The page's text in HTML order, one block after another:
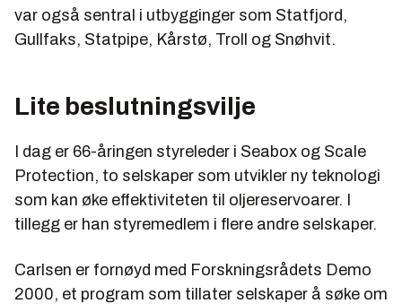
var også sentral i utbygginger som Statfjord,
Gullfaks, Statpipe, Kårstø, Troll og Snøhvit.
Lite beslutningsvilje
I dag er 66-åringen styreleder i Seabox og Scale
Protection, to selskaper som utvikler ny teknologi
som kan øke effektiviteten til oljereservoarer. I
tillegg er han styremedlem i flere andre selskaper.
Carlsen er fornøyd med Forskningsrådets Demo
2000, et program som tillater selskaper å søke om